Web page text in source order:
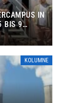
IN
BIS 9
KOLUMNE